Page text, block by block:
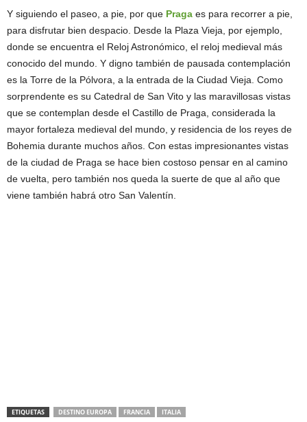
Y siguiendo el paseo, a pie, por que Praga es para recorrer a pie,
para disfrutar bien despacio. Desde la Plaza Vieja, por ejemplo,
donde se encuentra el Reloj Astronómico, el reloj medieval más
conocido del mundo. Y digno también de pausada contemplación
es la Torre de la Pólvora, a la entrada de la Ciudad Vieja. Como
sorprendente es su Catedral de San Vito y las maravillosas vistas
que se contemplan desde el Castillo de Praga, considerada la
mayor fortaleza medieval del mundo, y residencia de los reyes de
Bohemia durante muchos años. Con estas impresionantes vistas
de la ciudad de Praga se hace bien costoso pensar en al camino
de vuelta, pero también nos queda la suerte de que al año que
viene también habrá otro San Valentín.
ETIQUETAS DESTINO EUROPA FRANCIA ITALIA